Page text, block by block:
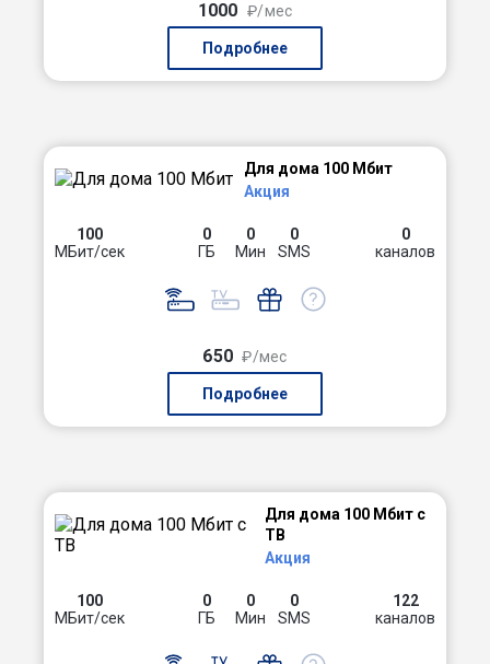
1000 ₽/мес
Подробнее
Для дома 100 Мбит
Акция
100
МБит/сек
0
ГБ
0
Мин
0
SMS
0
каналов
650 ₽/мес
Подробнее
Для дома 100 Мбит с
ТВ
Акция
100
МБит/сек
0
ГБ
0
Мин
0
SMS
122
каналов